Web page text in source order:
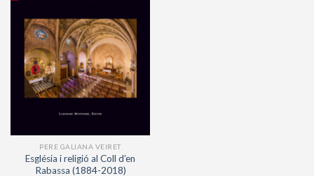
PERE GALIANA VEIRET
Església i religió al Coll d’en
Rabassa (1884-2018)